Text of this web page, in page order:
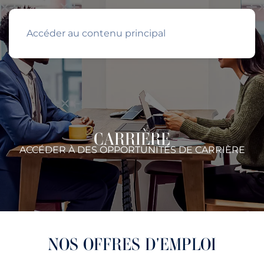
Accéder au contenu principal
CARRIÈRE
ACCÉDER À DES OPPORTUNITÉS DE CARRIÈRE
NOS OFFRES D'EMPLOI